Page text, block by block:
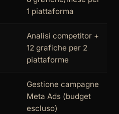
1 piattaforma
Analisi competitor +
12 grafiche per 2
piattaforme
Gestione campagne
Meta Ads (budget
escluso)